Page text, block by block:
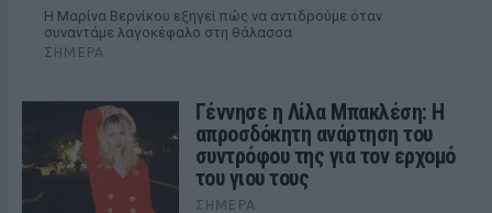
Η Μαρίνα Βερνίκου εξηγεί πώς να αντιδρούμε όταν
συναντάμε λαγοκέφαλο στη θάλασσα
ΣΉΜΕΡΑ
Γέννησε η Λίλα Μπακλέση: Η
απροσδόκητη ανάρτηση του
συντρόφου της για τον ερχομό
του γιου τους
ΣΉΜΕΡΑ